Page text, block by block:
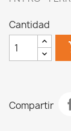
Cantidad
Compartir